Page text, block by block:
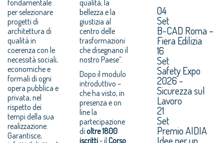
fondamentale
per selezionare
progetti di
architettura di
qualità in
coerenza con le
necessità sociali,
economiche e
formali di ogni
opera pubblica e
privata, nel
rispetto dei
tempi della sua
realizzazione.
Garantisce,
qualità, la
bellezza e la
giustizia al
centro delle
trasformazioni
che disegnano il
nostro Paese”.
Dopo il modulo
introduttivo –
che ha visto, in
presenza e on
line la
partecipazione
dioltre 1800
iscritti- ilCorso
04
Set
B-CAD Roma –
Fiera Edilizia
16
Set
Safety Expo
2026 -
Sicurezza sul
Lavoro
21
Set
Premio AIDIA
Idee per un